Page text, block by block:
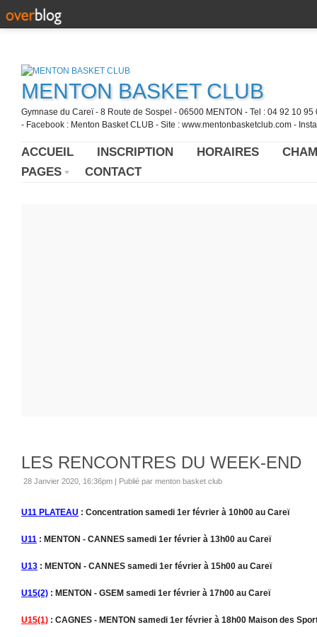
MENTON BASKET CLUB
Gymnase du Careï - 8 Route de Sospel - 06500 MENTON - Tel : 04 92 10
- Facebook : Menton Basket CLUB - Site : www.mentonbasketclub.com -
ACCUEIL INSCRIPTION HORAIRES
PAGES
CONTACT
LES RENCONTRES DU WEEK-END
28 Janvier 2020, 16:36pm | Publié par menton basket club
U11 PLATEAU : Concentration samedi 1er février à 10h00 au Careï
U11 : MENTON - CANNES samedi 1er février à 13h00 au Careï
U13 : MENTON - CANNES samedi 1er février à 15h00 au Careï
U15(2) : MENTON - GSEM samedi 1er février à 17h00 au Careï
U15(1) : CAGNES - MENTON samedi 1er février à 18h00 Maison des